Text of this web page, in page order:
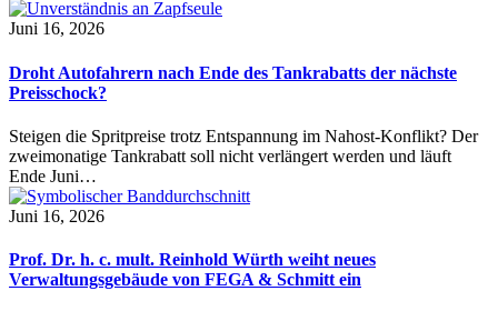
Juni 16, 2026
Droht Autofahrern nach Ende des Tankrabatts der nächste
Preisschock?
Steigen die Spritpreise trotz Entspannung im Nahost-Konflikt? Der
zweimonatige Tankrabatt soll nicht verlängert werden und läuft
Ende Juni…
Juni 16, 2026
Prof. Dr. h. c. mult. Reinhold Würth weiht neues
Verwaltungsgebäude von FEGA & Schmitt ein